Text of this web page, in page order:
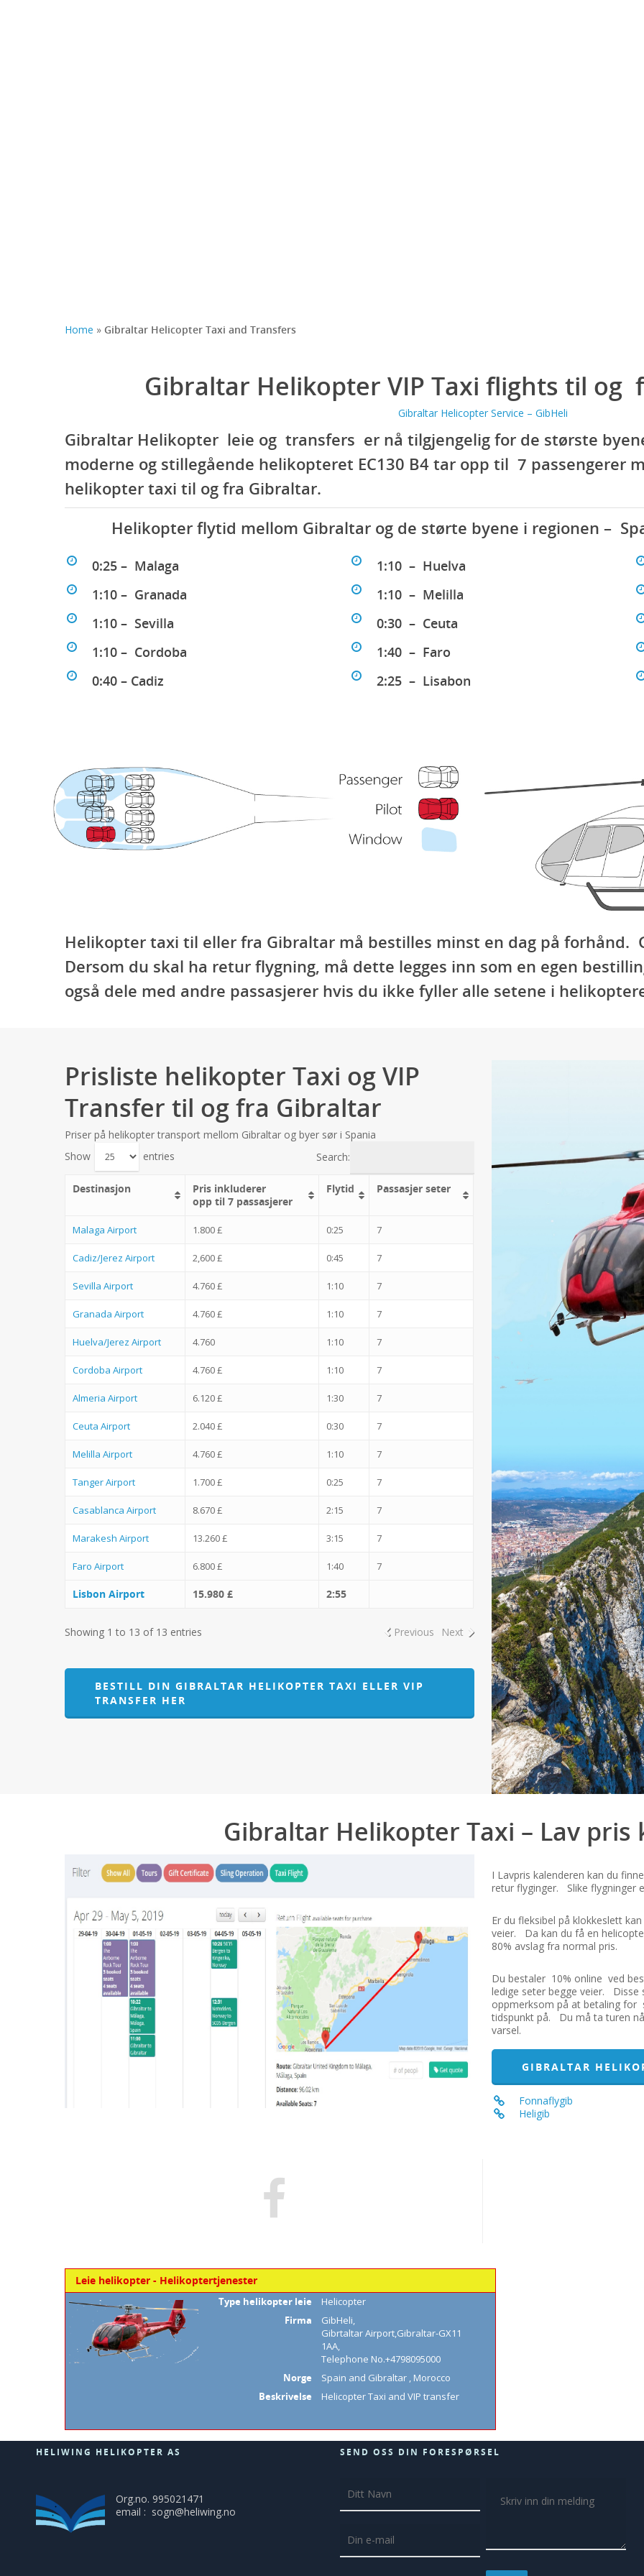
Home » Gibraltar Helicopter Taxi and Transfers
Gibraltar Helikopter VIP Taxi flights til og
Gibraltar Helicopter Service – GibHeli
Gibraltar Helikopter leie og transfers er nå tilgjengelig for de største
moderne og stillegående helikopteret EC130 B4 tar opp til 7 passengerer
helikopter taxi til og fra Gibraltar.
Helikopter flytid mellom Gibraltar og de størte byene i regionen –
0:25 – Malaga
1:10 – Granada
1:10 – Sevilla
1:10 – Cordoba
0:40 – Cadiz
1:10 – Huelva
1:10 – Melilla
0:30 – Ceuta
1:40 – Faro
2:25 – Lisabon
Helikopter taxi til eller fra Gibraltar må bestilles minst en dag på forhånd.
Dersom du skal ha retur flygning, må dette legges inn som en egen
også dele med andre passasjerer hvis du ikke fyller alle setene i
Prisliste helikopter Taxi og VIP
Transfer til og fra Gibraltar
Priser på helikopter transport mellom Gibraltar og byer sør i Spania
Show
entries Search:
Destinasjon
Pris inkluderer
opp til 7 passasjerer
Flytid Passasjer seter
Malaga Airport 1.800 £ 0:25 7
Cadiz/Jerez Airport 2,600 £ 0:45 7
Sevilla Airport 4.760 £ 1:10 7
Granada Airport 4.760 £ 1:10 7
Huelva/Jerez Airport 4.760 1:10 7
Cordoba Airport 4.760 £ 1:10 7
Almeria Airport 6.120 £ 1:30 7
Ceuta Airport 2.040 £ 0:30 7
Melilla Airport 4.760 £ 1:10 7
Tanger Airport 1.700 £ 0:25 7
Casablanca Airport 8.670 £ 2:15 7
Marakesh Airport 13.260 £ 3:15 7
Faro Airport 6.800 £ 1:40 7
Lisbon Airport 15.980 £ 2:55
Showing 1 to 13 of 13 entries Previous Next
BESTILL DIN GIBRALTAR HELIKOPTER TAXI ELLER VIP
TRANSFER HER
Gibraltar Helikopter Taxi – Lav pris
I Lavpris kalenderen kan du
retur flyginger. Slike flygninger
Er du fleksibel på klokkeslett
veier. Da kan du få en
80% avslag fra normal pris.
Du bestaler 10% online ved
ledige seter begge veier.
oppmerksom på at betaling for
tidspunkt på. Du må ta turen
varsel.
GIBRALTAR
Fonnaflygib
Heligib
Leie helikopter - Helikoptertjenester
Type helikopter leie
Helicopter
Firma
GibHeli,
Gibrtaltar Airport,Gibraltar-GX11
1AA,
Telephone No.+4798095000
Norge
Spain and Gibraltar , Morocco
Beskrivelse
Helicopter Taxi and VIP transfer
HELIWING HELIKOPTER AS
Org.no. 995021471
email : sogn@heliwing.no
SEND OSS DIN FORESPØRSEL